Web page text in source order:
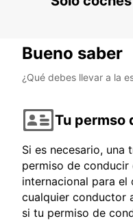
Bueno saber
¿Qué debes llevar a la
Tu permso
Si es necesario,
permiso de
internacional para
cualquier conductor
si tu permiso de